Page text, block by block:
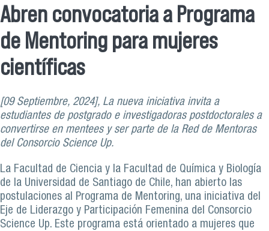
Abren convocatoria a Programa
de Mentoring para mujeres
científicas
[09 Septiembre, 2024], La nueva iniciativa invita a
estudiantes de postgrado e investigadoras postdoctorales a
convertirse en mentees y ser parte de la Red de Mentoras
del Consorcio Science Up.
La Facultad de Ciencia y la Facultad de Química y Biología
de la Universidad de Santiago de Chile, han abierto las
postulaciones al Programa de Mentoring, una iniciativa del
Eje de Liderazgo y Participación Femenina del Consorcio
Science Up. Este programa está orientado a mujeres que